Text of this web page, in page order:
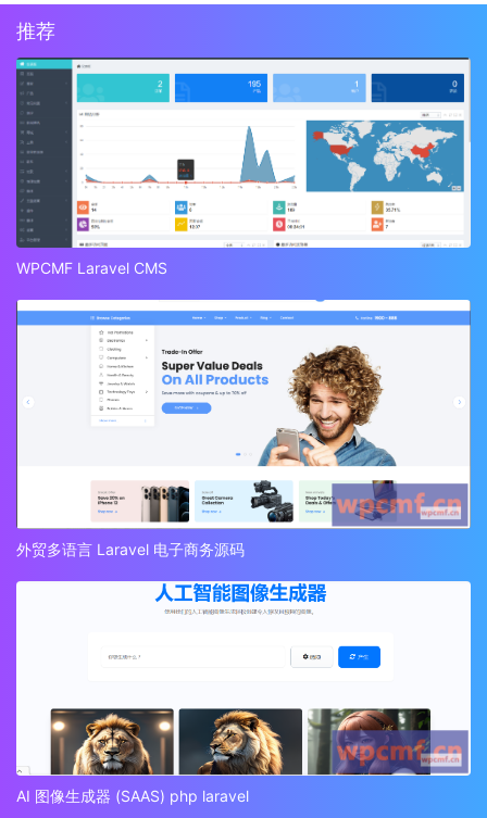
推荐
WPCMF Laravel CMS
外贸多语言 Laravel 电子商务源码
AI 图像生成器 (SAAS) php laravel